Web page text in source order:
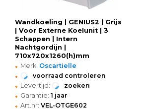
Wandkoeling | GENIUS2 | Grijs
| Voor Externe Koelunit | 3
Schappen | Intern
Nachtgordijn |
710x720x1260(h)mm
• Merk: Oscartielle
• voorraad controleren
• Levertijd: zoeken
• Garantie: 1 jaar
• Art.nr: VEL-OTGE602